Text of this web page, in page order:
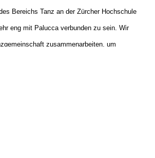
Bereichs Tanz an der Zürcher Hochschule
eng mit Palucca verbunden zu sein. Wir
zusammenarbeiten, um